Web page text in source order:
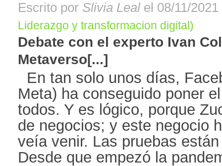
Escrito por Slivia Leal el 08/11/
Liderazgo y transformacion digital)
Debate con el experto Ivan
Metaverso[...]
En tan solo unos días,
Meta) ha conseguido poner
todos. Y es lógico, porque
de negocios; y este negocio
veía venir. Las pruebas
Desde que empezó la